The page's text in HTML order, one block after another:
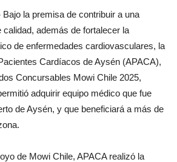
Bajo la premisa de contribuir a una
calidad, además de fortalecer la
de enfermedades cardiovasculares, la
Cardíacos de Aysén (APACA),
Concursables Mowi Chile 2025,
adquirir equipo médico que fue
de Aysén, y que beneficiará a más de
de Mowi Chile, APACA realizó la